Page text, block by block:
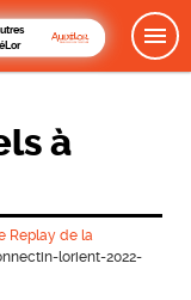
à
Replay de la
lorient-2022-